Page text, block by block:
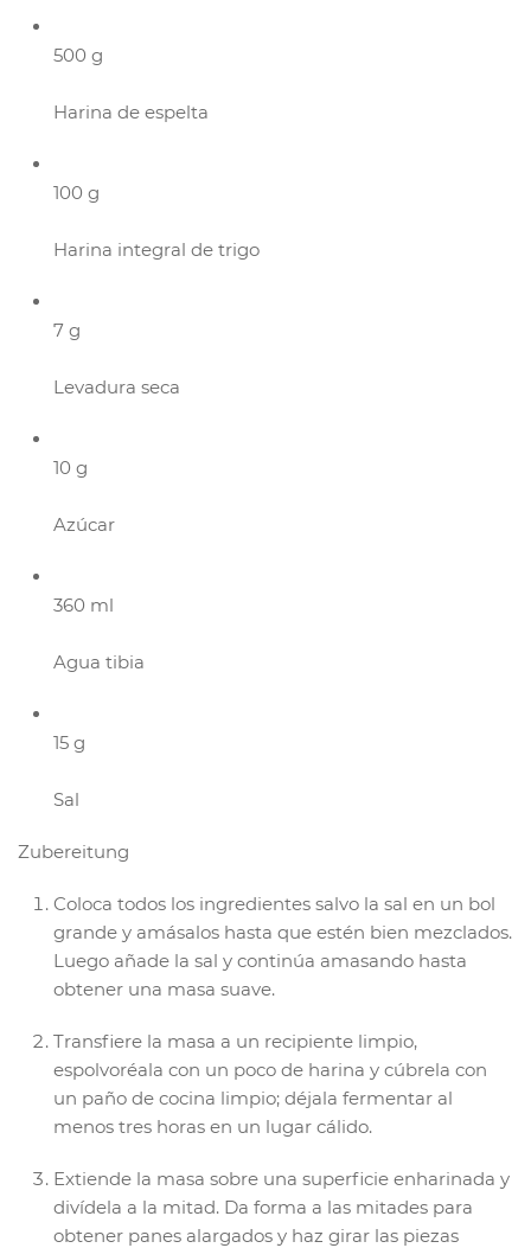
500 g
Harina de espelta
100 g
Harina integral de trigo
7 g
Levadura seca
10 g
Azúcar
360 ml
Agua tibia
15 g
Sal
Zubereitung
Coloca todos los ingredientes salvo la sal en un bol
grande y amásalos hasta que estén bien mezclados.
Luego añade la sal y continúa amasando hasta
obtener una masa suave.
Transfiere la masa a un recipiente limpio,
espolvoréala con un poco de harina y cúbrela con
un paño de cocina limpio; déjala fermentar al
menos tres horas en un lugar cálido.
Extiende la masa sobre una superficie enharinada y
divídela a la mitad. Da forma a las mitades para
obtener panes alargados y haz girar las piezas